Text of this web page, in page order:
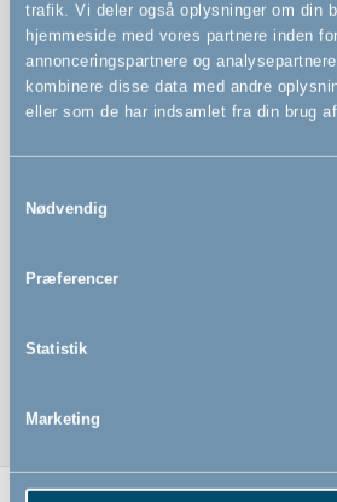
trafik. Vi deler også oplysninger om din
hjemmeside med vores partnere inden
annonceringspartnere og
kombinere disse data med andre
eller som de har indsamlet fra din brug
Nødvendig
Præferencer
Statistik
Marketing
Kan åbnes fra begge sider
Kan åbnes med én hånd